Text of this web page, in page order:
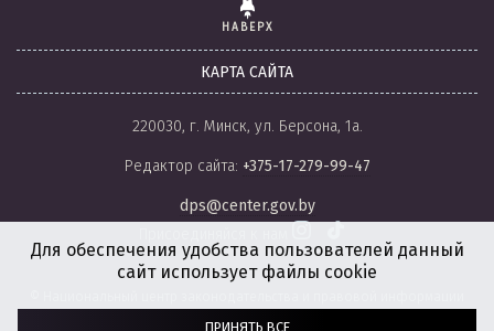
НАВЕРХ
КАРТА САЙТА
220030, г. Минск, ул. Берсона, 1а.
Редактор сайта: +375-17-279-99-47
dps@center.gov.by
Республики Беларусь, 2008-2026.
Для обеспечения удобства пользователей данный
сайт использует файлы cookie
ПРИНЯТЬ ВСЕ